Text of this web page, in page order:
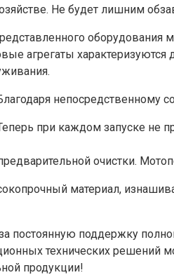
Не будет лишним
оборудования
агрегаты
непосредственному
при каждом запуске не
очистки.
материал,
постоянную поддержку
технических решений
продукции!